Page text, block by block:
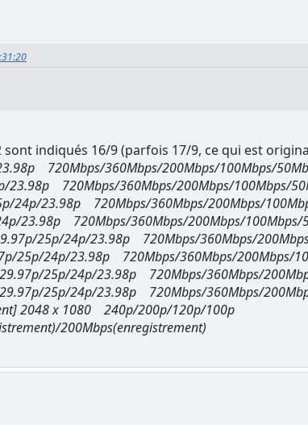
indiqués 16/9 (parfois 17/9, ce qui est
720Mbps/360Mbps/200Mbps/100Mbps/
720Mbps/360Mbps/200Mbps/100Mbps/
24p/23.98p 720Mbps/360Mbps/200Mbps/
23.98p 720Mbps/360Mbps/200Mbps/100Mbps/
25p/24p/23.98p 720Mbps/360Mbps/
25p/24p/23.98p 720Mbps/360Mbps/200Mbps/
25p/24p/23.98p 720Mbps/360Mbps/
25p/24p/23.98p 720Mbps/360Mbps/
2048 x 1080 240p/200p/120p/100p
200Mbps(enregistrement)